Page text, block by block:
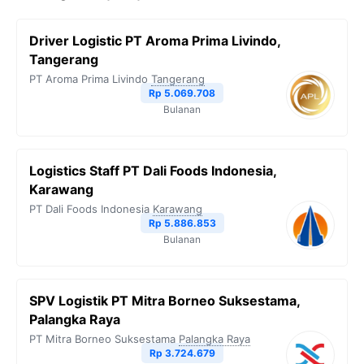
Driver Logistic PT Aroma Prima Livindo,
Tangerang
PT Aroma Prima Livindo Tangerang
Rp 5.069.708
Bulanan
Logistics Staff PT Dali Foods Indonesia,
Karawang
PT Dali Foods Indonesia Karawang
Rp 5.886.853
Bulanan
SPV Logistik PT Mitra Borneo Suksestama,
Palangka Raya
PT Mitra Borneo Suksestama Palangka Raya
Rp 3.724.679